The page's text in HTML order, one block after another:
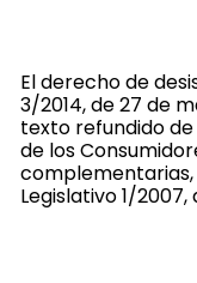
El derecho de
3/2014, de 27 de
texto refundido
de los
Legislativo 1/